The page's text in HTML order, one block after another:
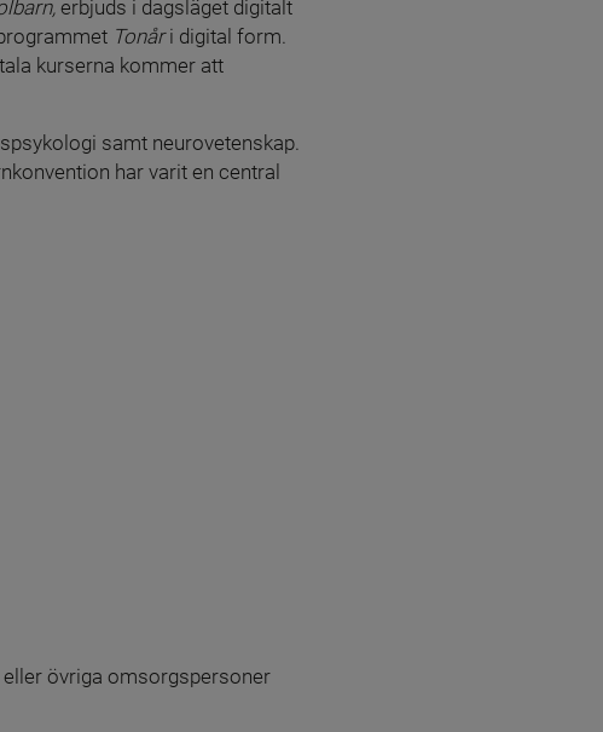
erbjuds i dagsläget digitalt
Tonår i digital form.
kurserna kommer att
samt neurovetenskap.
har varit en central
övriga omsorgspersoner